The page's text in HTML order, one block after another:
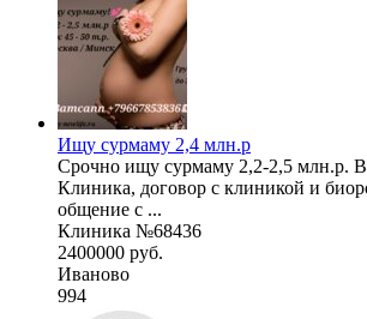
Ищу сурмаму 2,4 млн.р
Срочно ищу сурмаму 2,2-2,5 млн.р.
Клиника, договор с клиникой и
общение с ...
Клиника №68436
2400000 руб.
Иваново
994